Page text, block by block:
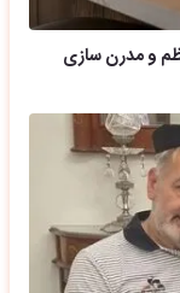
و مدرن سازی